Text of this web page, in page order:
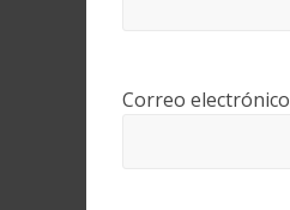
Correo electrónico